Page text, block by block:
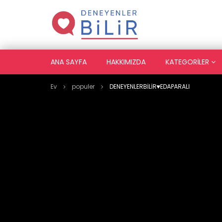
ANA SAYFA HAKKIMIZDA KATEGORILER
Ev populer DENEYENLERBİLİR♥️EDAPARALI